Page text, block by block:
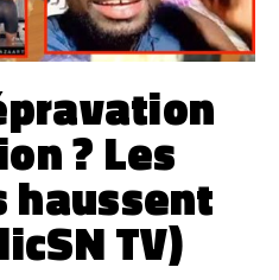
? Les
haussent
TV)